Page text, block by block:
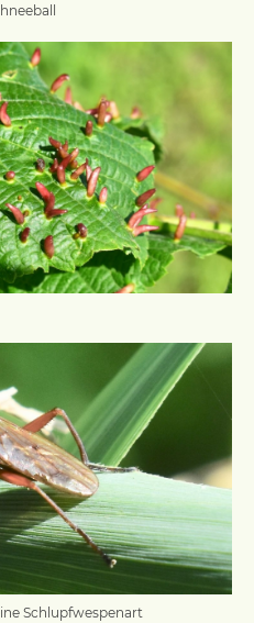
Schlupfwespenart